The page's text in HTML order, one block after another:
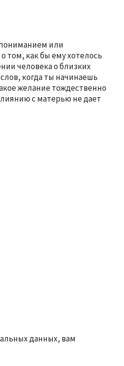
или
том, как бы ему хотелось
человека о близких
когда ты начинаешь
желание тождественно
с матерью не дает
данных, вам